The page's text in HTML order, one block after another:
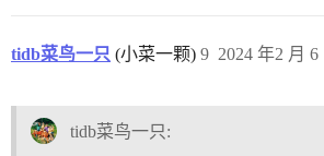
tidb菜鸟一只 (小菜一颗) 2024 年2 月 6
9
tidb菜鸟一只: